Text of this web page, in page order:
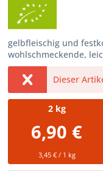
gelbfleischig und
wohlschmeckende,
Dieser
2kg
6,90 €
3,45 € / 1 kg